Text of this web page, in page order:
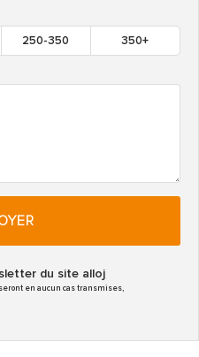
250-350 350+
du site alloj
en aucun cas transmises,